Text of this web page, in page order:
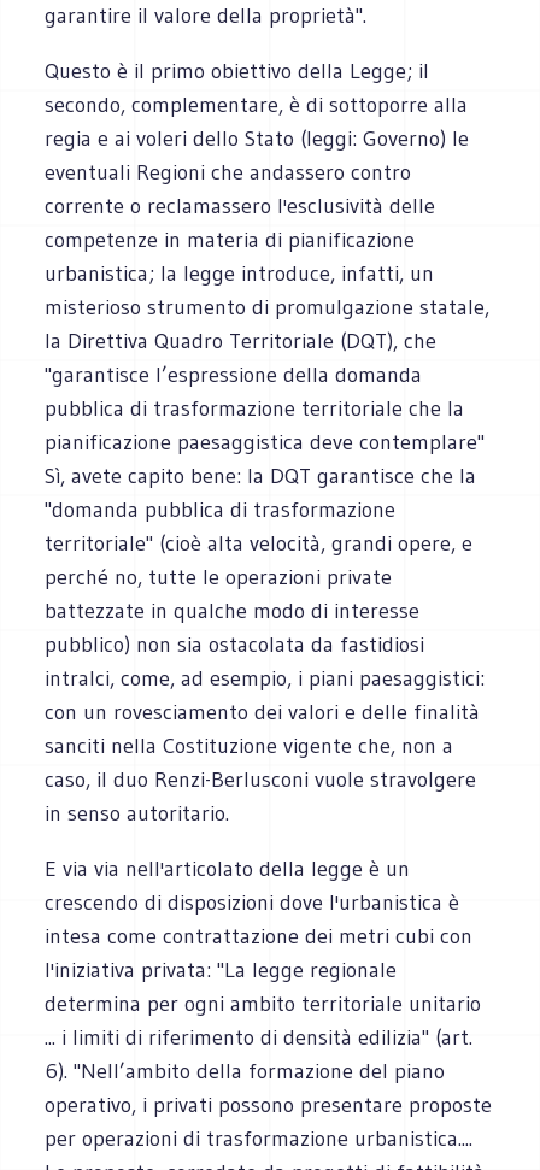
garantire il valore della proprietà".
Questo è il primo obiettivo della Legge; il
secondo, complementare, è di sottoporre alla
regia e ai voleri dello Stato (leggi: Governo) le
eventuali Regioni che andassero contro
corrente o reclamassero l'esclusività delle
competenze in materia di pianificazione
urbanistica; la legge introduce, infatti, un
misterioso strumento di promulgazione statale,
la Direttiva Quadro Territoriale (DQT), che
"garantisce l’espressione della domanda
pubblica di trasformazione territoriale che la
pianificazione paesaggistica deve contemplare"
Sì, avete capito bene: la DQT garantisce che la
"domanda pubblica di trasformazione
territoriale" (cioè alta velocità, grandi opere, e
perché no, tutte le operazioni private
battezzate in qualche modo di interesse
pubblico) non sia ostacolata da fastidiosi
intralci, come, ad esempio, i piani paesaggistici:
con un rovesciamento dei valori e delle finalità
sanciti nella Costituzione vigente che, non a
caso, il duo Renzi-Berlusconi vuole stravolgere
in senso autoritario.
E via via nell'articolato della legge è un
crescendo di disposizioni dove l'urbanistica è
intesa come contrattazione dei metri cubi con
l'iniziativa privata: "La legge regionale
determina per ogni ambito territoriale unitario
... i limiti di riferimento di densità edilizia" (art.
6). "Nell’ambito della formazione del piano
operativo, i privati possono presentare proposte
per operazioni di trasformazione urbanistica....